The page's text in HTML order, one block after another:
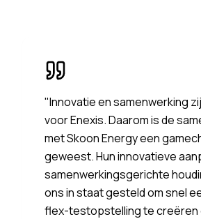
"Innovatie en samenwerking
voor Enexis. Daarom is de
met Skoon Energy een
geweest. Hun innovatieve
samenwerkingsgerichte
ons in staat gesteld om snel
flex-testopstelling te creëren